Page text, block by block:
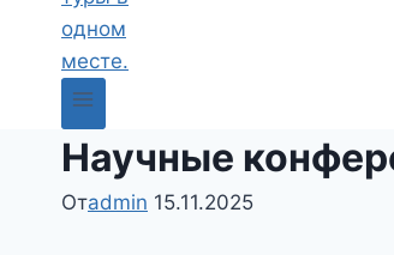
Научные
Отadmin 15.11.2025